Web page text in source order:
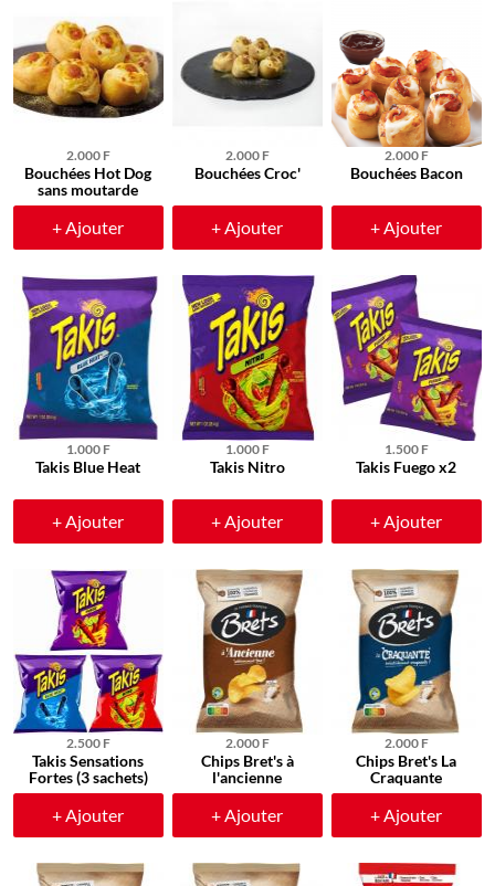
2.000 F
Bouchées Hot Dog
sans moutarde
+ Ajouter
2.000 F
Bouchées Croc'
+ Ajouter
2.000 F
Bouchées Bacon
+ Ajouter
1.000 F
Takis Blue Heat
+ Ajouter
1.000 F
Takis Nitro
+ Ajouter
1.500 F
Takis Fuego x2
+ Ajouter
2.500 F
Takis Sensations
Fortes (3 sachets)
+ Ajouter
2.000 F
Chips Bret's à
l'ancienne
+ Ajouter
2.000 F
Chips Bret's La
Craquante
+ Ajouter